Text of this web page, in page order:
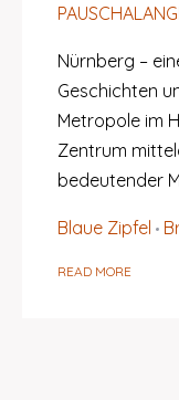
Nürnberg –
Geschichten
Metropole im
Zentrum
bedeutender
Blaue Zipfel
READ MORE